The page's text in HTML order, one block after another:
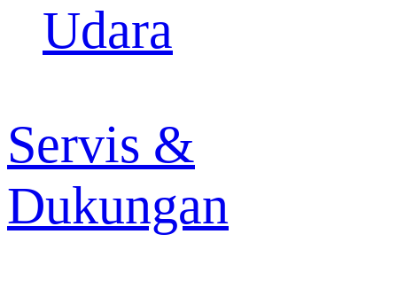
Udara
Servis &
Dukungan